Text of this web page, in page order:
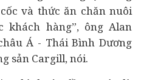
và thức ăn chăn nuôi
khách hàng”, ông Alan
Á - Thái Bình Dương
sản Cargill, nói.